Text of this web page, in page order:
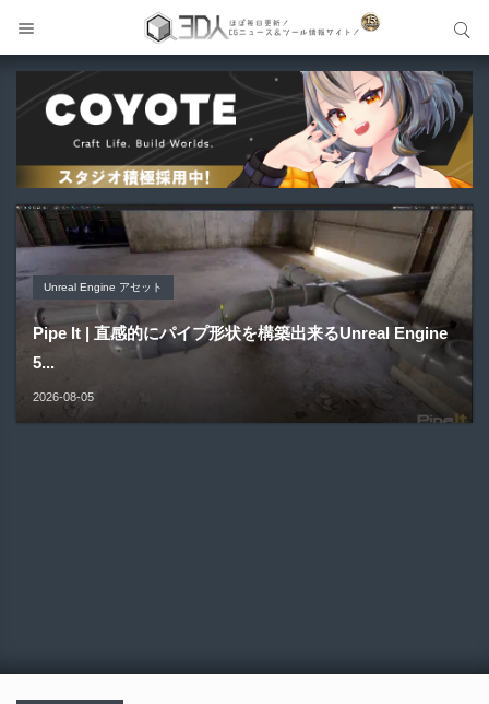
Unreal Engine アセット
Pipe It | 直感的にパイプ形状を構築出来るUnreal Engine
5...
2026-08-05
Unreal Engine アセット
Directive Utilities | ブループリントライブラリやエディタ
ス...
2026-08-03
Unity 本
Unityエフェクトレシピブック パーツを組み合わせて作れ
る | ktk.kum...
2026-08-03
アセット-Asset
SiroinoSotai | 完全無料＆CC0 で商用利用OKなVRChat
向け...
2026-08-02
Blender アドオン
Bioform | 現役臨床医の3DCGアーティストが実際の解剖
学に基づいて構築...
2026-08-01
サイト内検索